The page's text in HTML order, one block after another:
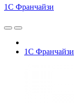
1С Франчайзи
1С Франчайзи